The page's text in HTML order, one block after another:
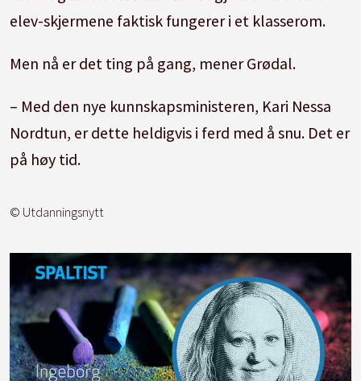
elev-skjermene faktisk fungerer i et klasserom.
Men nå er det ting på gang, mener Grødal.
– Med den nye kunnskapsministeren, Kari Nessa
Nordtun, er dette heldigvis i ferd med å snu. Det er
på høy tid.
© Utdanningsnytt